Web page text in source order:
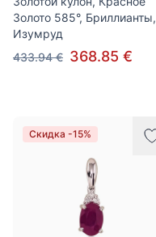
Золото 585°, Бриллианты,
Изумруд
433.94 € 368.85 €
Скидка -15%